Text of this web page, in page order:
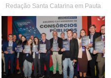
Redação Santa Catarina em Pauta